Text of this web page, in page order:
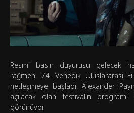
Resmi basın duyurusu gelecek
rağmen, 74. Venedik Uluslararası
netleşmeye başladı. Alexander
açılacak olan festivalin
görünüyor.